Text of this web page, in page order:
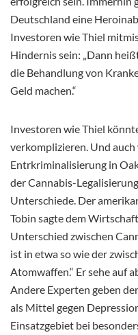
Deutschland eine
Investoren wie Thiel
Hindernis sein: „Dann
die Behandlung von
Geld machen.“
Investoren wie Thiel
verkomplizieren. Und
Entrkriminalisierung in
der Cannabis-
Unterschiede. Der
Tobin sagte dem
Unterschied zwischen
ist in etwa so wie der
Atomwaffen.“ Er sehe auf
Andere Experten geben
als Mittel gegen
Einsatzgebiet bei